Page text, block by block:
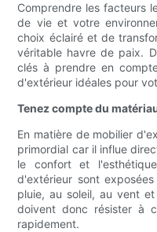
Comprendre les facteurs
de vie et votre
choix éclairé et de
véritable havre de paix.
clés à prendre en
d'extérieur idéales pour
Tenez compte du
En matière de mobilier
primordial car il influe
le confort et
d'extérieur sont
pluie, au soleil, au vent
doivent donc résister à
rapidement.